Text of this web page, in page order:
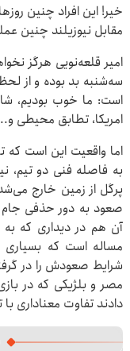
خیر! این افراد چنین
مقابل نیوزیلند چنین
امیر قلعه‌نویی هرگز
سه‌شنبه بد بوده و از
است: ما خوب بودیم،
امریکا، تطابق محیطی
اما واقعیت این است که
به فاصله فنی دو تیم،
پرگل از زمین خارج
آن هم در دیداری که به
مساله است که بسیاری
شرایط صعودش را در
مصر و بلژیکی که در
دادند تفاوت معناداری با